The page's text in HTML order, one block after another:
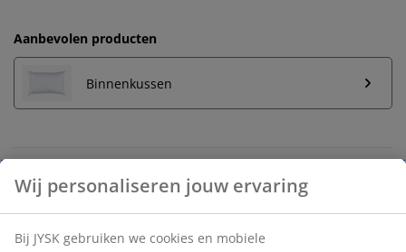
Aanbevolen producten
Binnenkussen
Onbeperkt retourneren
Geen tijdslimiet - retourneer in iedere JYSK-winkel
30 dagen prijsgarantie op alle artikelen